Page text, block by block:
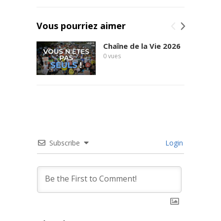
Vous pourriez aimer
Chaîne de la Vie 2026
0vues
Subscribe Login